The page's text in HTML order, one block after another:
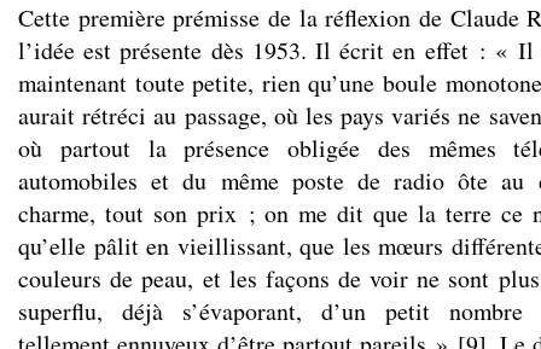
Cette première prémisse de la réflexion de Claude
l’idée est présente dès 1953. Il écrit en effet : «
maintenant toute petite, rien qu’une boule
aurait rétréci au passage, où les pays variés ne
où partout la présence obligée des mêmes
automobiles et du même poste de radio ôte au
charme, tout son prix ; on me dit que la terre ce
qu’elle pâlit en vieillissant, que les mœurs
couleurs de peau, et les façons de voir ne sont plus
superflu, déjà s’évaporant, d’un petit nombre